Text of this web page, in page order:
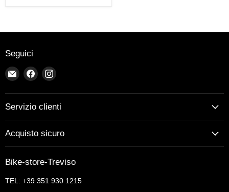
Seguici
Email
Bike-
store-
Treviso
Trovaci
Facebook
Trovaci
Instagram
Servizio clienti
Acquisto sicuro
Bike-store-Treviso
TEL: +39 351 930 1215